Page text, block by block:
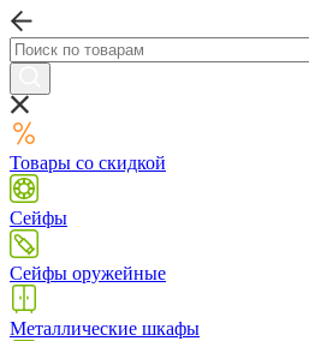
Товары со скидкой
Сейфы
Сейфы оружейные
Металлические шкафы